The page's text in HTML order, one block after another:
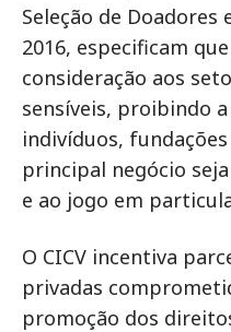
Seleção de Doadores
2016, especificam
consideração aos
sensíveis, proibindo
indivíduos,
principal negócio
e ao jogo em
O CICV incentiva
privadas
promoção dos